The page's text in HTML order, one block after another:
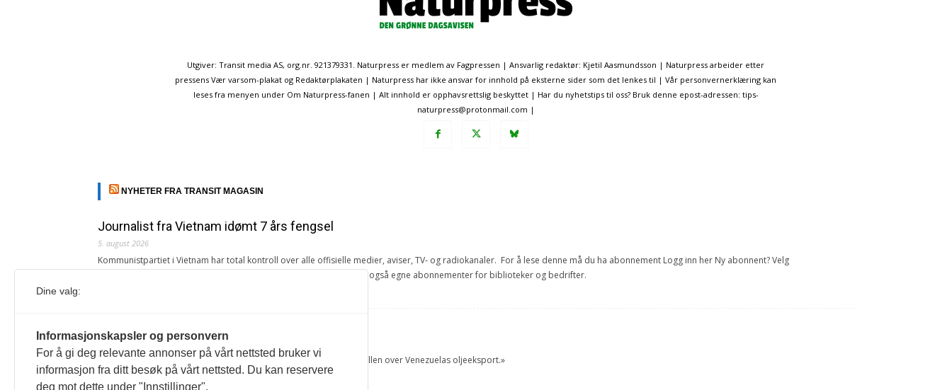
Utgiver: Transit media AS, org.nr. 921379331. Naturpress er medlem av Fagpressen | Ansvarlig redaktør: Kjetil Aasmundsson | Naturpress arbeider etter
pressens Vær varsom-plakat og Redaktørplakaten | Naturpress har ikke ansvar for innhold på eksterne sider som det lenkes til | Vår personvernerklæring kan
leses fra menyen under Om Naturpress-fanen | Alt innhold er opphavsrettslig beskyttet | Har du nyhetstips til oss? Bruk denne epost-adressen: tips-
naturpress@protonmail.com |
NYHETER FRA TRANSIT MAGASIN
Journalist fra Vietnam idømt 7 års fengsel
5. august 2026
Kommunistpartiet i Vietnam har total kontroll over alle offisielle medier, aviser, TV- og radiokanaler. For å lese denne må du ha abonnement Logg inn her Ny abonnent? Velg
Årsabonnement, Månedsabonnement eller 24-timers tilgang. Vi har også egne abonnementer for biblioteker og bedrifter.
4. august 2026
« Etter at Maduro ble tatt til fange i januar 2026, overtok USA kontrollen over Venezuelas oljeeksport.»
Sonia Zapata, jurist
Dine valg:
Informasjonskapsler og personvern
For å gi deg relevante annonser på vårt nettsted bruker vi
informasjon fra ditt besøk på vårt nettsted. Du kan reservere
deg mot dette under "Innstillinger".